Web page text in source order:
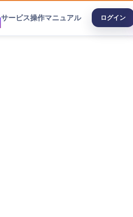
サービス操作マニュアル ログイン